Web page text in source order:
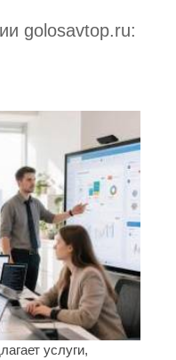
golosavtop.ru:
услуги,